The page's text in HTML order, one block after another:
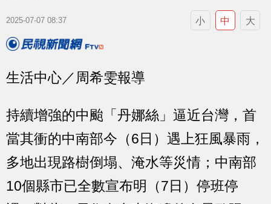
2025-07-07 08:37 小 中 大
生活中心／周希雯報導
持續增強的中颱「丹娜絲」逼近台灣，首
當其衝的中南部今（6日）遇上狂風暴雨，
多地出現路樹倒塌、淹水等災情；中南部
10個縣市已全數宣布明（7日）停班停